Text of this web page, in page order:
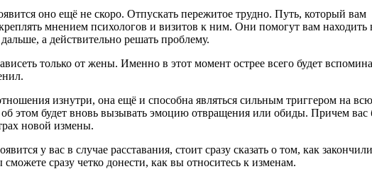
оно ещё не скоро. Отпускать пережитое трудно. Путь, который вам
мнением психологов и визитов к ним. Они помогут вам находить
а действительно решать проблему.
только от жены. Именно в этот момент острее всего будет
изнутри, она ещё и способна являться сильным триггером на всю
этом будет вновь вызывать эмоцию отвращения или обиды. Причем вас
новой измены.
у вас в случае расставания, стоит сразу сказать о том, как
сразу четко донести, как вы относитесь к изменам.